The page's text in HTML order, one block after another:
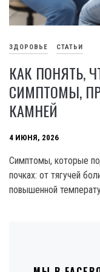
ЗДОРОВЬЕ СТАТЬИ
КАК ПОНЯТЬ,
СИМПТОМЫ,
КАМНЕЙ
4 ИЮНЯ, 2026
Симптомы, которые
почках: от тягучей
повышенной